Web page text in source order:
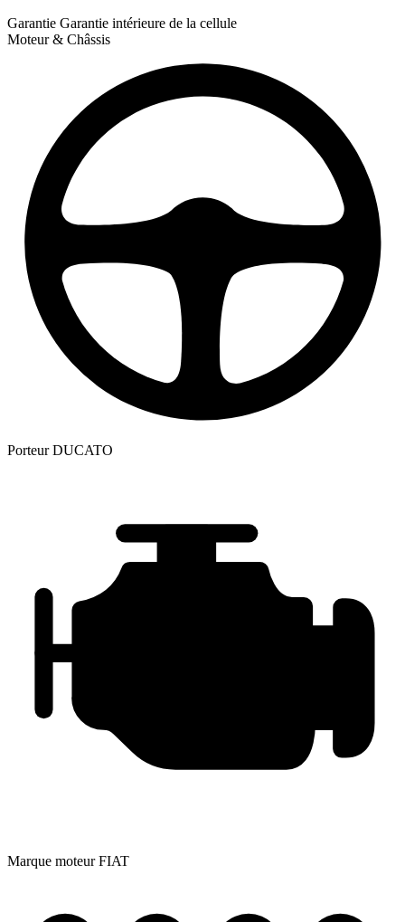
Garantie Garantie intérieure de la cellule
Moteur & Châssis
Porteur DUCATO
Marque moteur FIAT